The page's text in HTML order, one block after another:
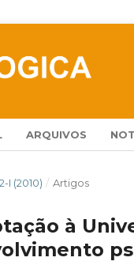
ARQUIVOS
I (2010) / Artigos
à